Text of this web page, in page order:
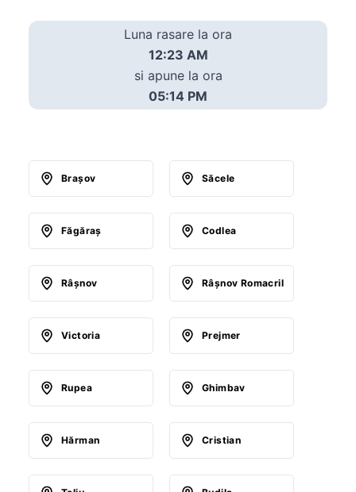
Luna rasare la ora
12:23 AM
si apune la ora
05:14 PM
Braşov Săcele
Făgăraş Codlea
Râşnov Râşnov Romacril
Victoria Prejmer
Rupea Ghimbav
Hărman Cristian